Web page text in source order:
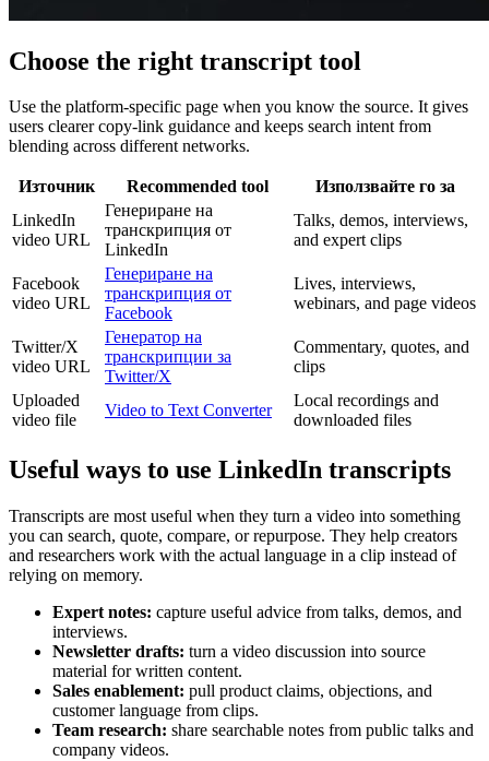
Choose the right transcript tool
Use the platform-specific page when you know the source. It gives
users clearer copy-link guidance and keeps search intent from
blending across different networks.
Източник Recommended tool
Използвайте го за
LinkedIn
video URL
Генериране на
транскрипция от
LinkedIn
Talks, demos, interviews,
and expert clips
Facebook
video URL
Генериране на
транскрипция от
Facebook
Lives, interviews,
webinars, and page videos
Twitter/X
video URL
Генератор на
транскрипции за
Twitter/X
Commentary, quotes, and
clips
Uploaded
video file
Video to Text Converter
Local recordings and
downloaded files
Useful ways to use LinkedIn transcripts
Transcripts are most useful when they turn a video into something
you can search, quote, compare, or repurpose. They help creators
and researchers work with the actual language in a clip instead of
relying on memory.
Expert notes: capture useful advice from talks, demos, and
interviews.
Newsletter drafts: turn a video discussion into source
material for written content.
Sales enablement: pull product claims, objections, and
customer language from clips.
Team research: share searchable notes from public talks and
company videos.